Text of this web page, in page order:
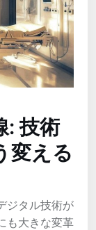
: 技術
変える
ジタル技術が
も大きな変革